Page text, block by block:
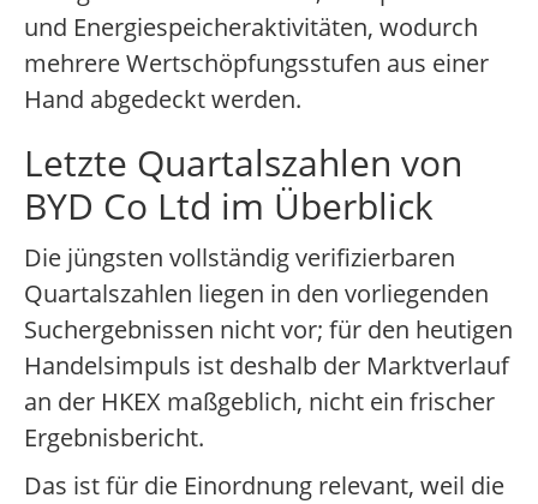
und Energiespeicheraktivitäten, wodurch
mehrere Wertschöpfungsstufen aus einer
Hand abgedeckt werden.
Letzte Quartalszahlen von
BYD Co Ltd im Überblick
Die jüngsten vollständig verifizierbaren
Quartalszahlen liegen in den vorliegenden
Suchergebnissen nicht vor; für den heutigen
Handelsimpuls ist deshalb der Marktverlauf
an der HKEX maßgeblich, nicht ein frischer
Ergebnisbericht.
Das ist für die Einordnung relevant, weil die